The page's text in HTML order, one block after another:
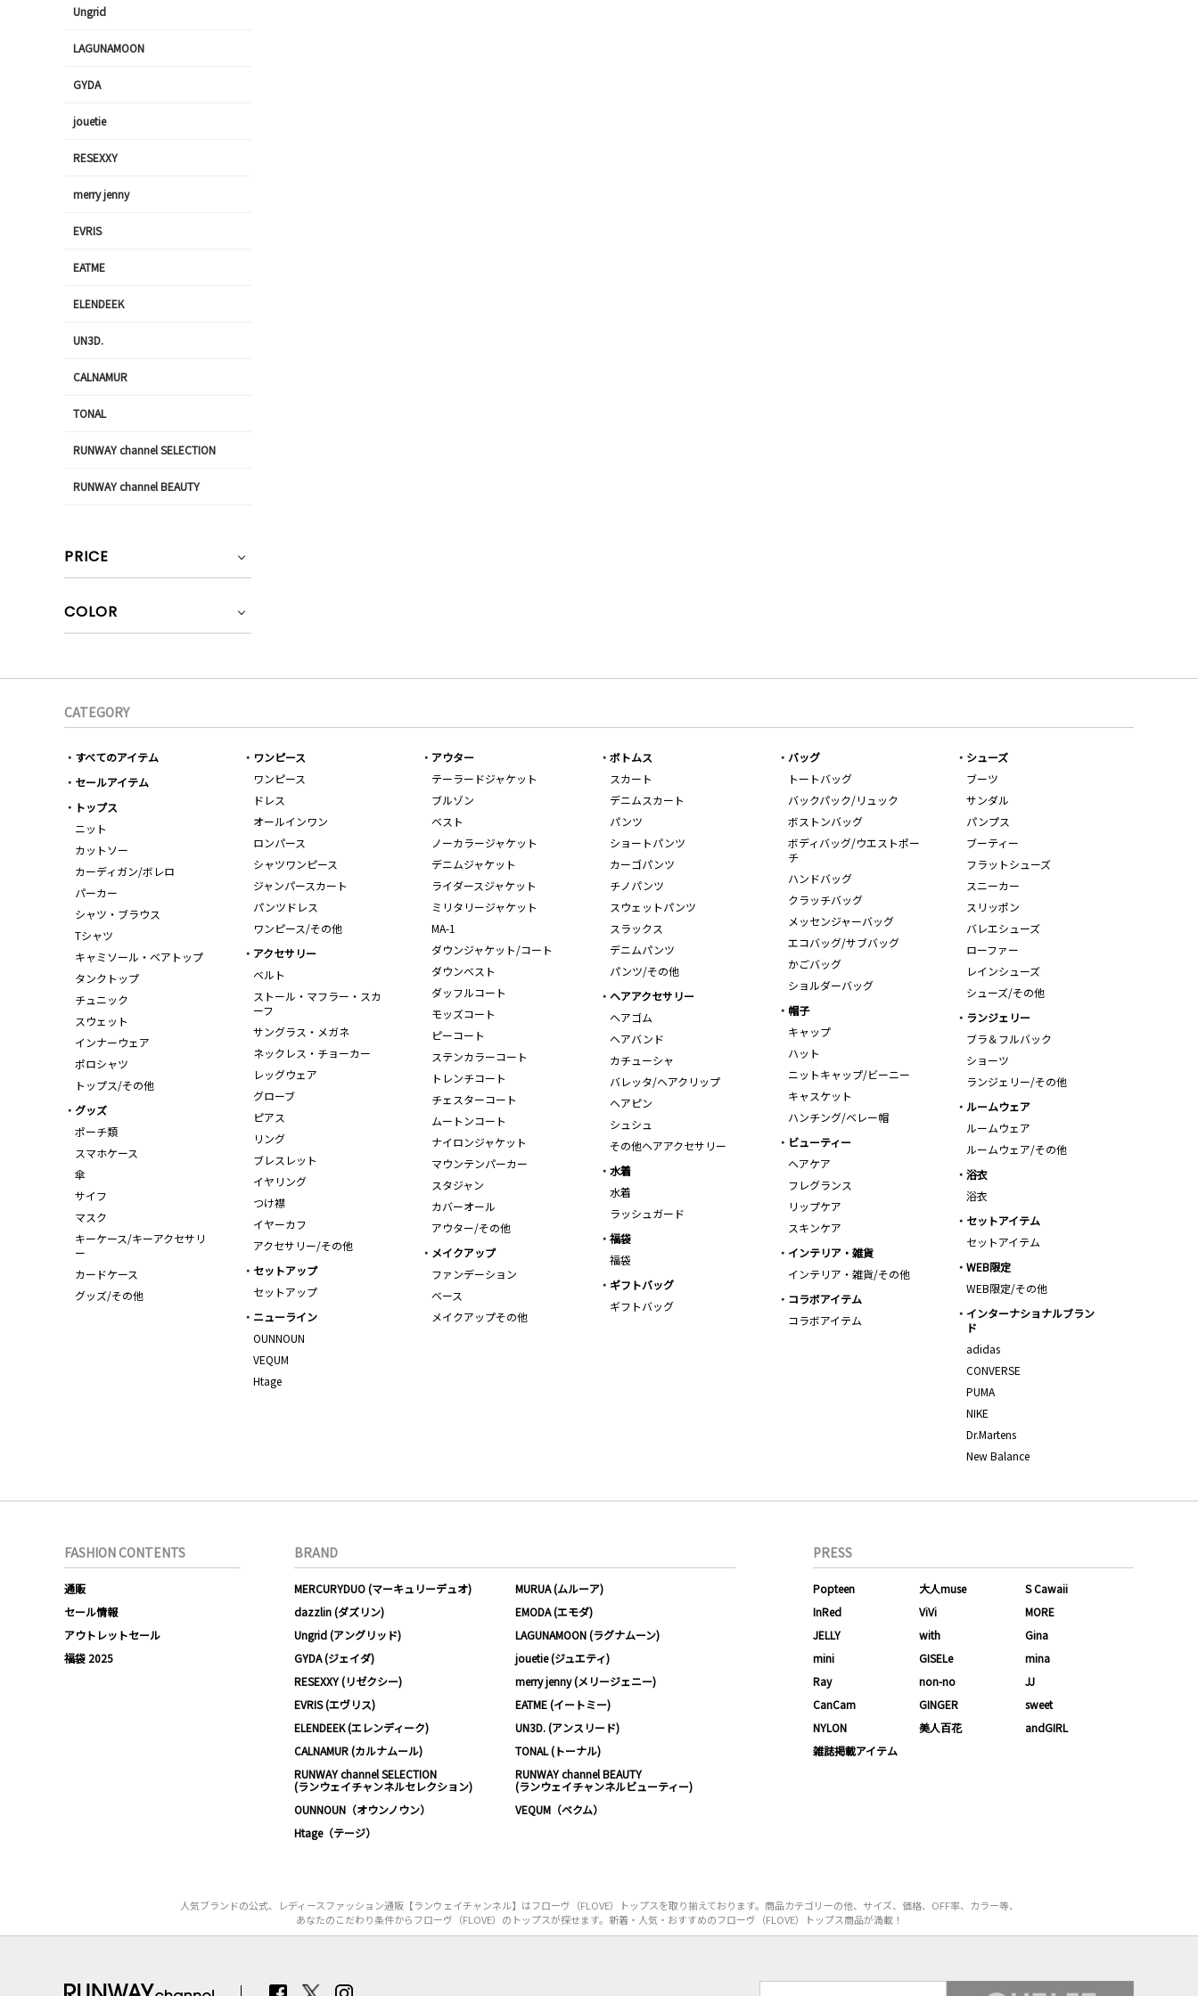
Ungrid
LAGUNAMOON
GYDA
jouetie
RESEXXY
merry jenny
EVRIS
EATME
ELENDEEK
UN3D.
CALNAMUR
TONAL
RUNWAY channel SELECTION
RUNWAY channel BEAUTY
PRICE
COLOR
CATEGORY
すべてのアイテム
セールアイテム
トップス
ニット
カットソー
カーディガン/ボレロ
パーカー
シャツ・ブラウス
Tシャツ
キャミソール・ベアトップ
タンクトップ
チュニック
スウェット
インナーウェア
ポロシャツ
トップス/その他
ワンピース
ワンピース
ドレス
オールインワン
ロンパース
シャツワンピース
ジャンパースカート
パンツドレス
ワンピース/その他
アウター
テーラードジャケット
ブルゾン
ベスト
ノーカラージャケット
デニムジャケット
ライダースジャケット
ミリタリージャケット
MA-1
ダウンジャケット/コート
ダウンベスト
ダッフルコート
モッズコート
ピーコート
ステンカラーコート
トレンチコート
チェスターコート
ムートンコート
ナイロンジャケット
マウンテンパーカー
スタジャン
カバーオール
アウター/その他
ボトムス
スカート
デニムスカート
パンツ
ショートパンツ
カーゴパンツ
チノパンツ
スウェットパンツ
スラックス
デニムパンツ
パンツ/その他
バッグ
トートバッグ
バックパック/リュック
ボストンバッグ
ボディバッグ/ウエストポー
チ
ハンドバッグ
クラッチバッグ
メッセンジャーバッグ
エコバッグ/サブバッグ
かごバッグ
ショルダーバッグ
シューズ
ブーツ
サンダル
パンプス
ブーティー
フラットシューズ
スニーカー
スリッポン
バレエシューズ
ローファー
レインシューズ
シューズ/その他
アクセサリー
ベルト
ストール・マフラー・スカ
ーフ
サングラス・メガネ
ネックレス・チョーカー
レッグウェア
グローブ
ピアス
リング
ブレスレット
イヤリング
つけ襟
イヤーカフ
アクセサリー/その他
ヘアアクセサリー
ヘアゴム
ヘアバンド
カチューシャ
バレッタ/ヘアクリップ
ヘアピン
シュシュ
その他ヘアアクセサリー
帽子
キャップ
ハット
ニットキャップ/ビーニー
キャスケット
ハンチング/ベレー帽
ランジェリー
ブラ＆フルバック
ショーツ
ランジェリー/その他
ルームウェア
ルームウェア
ルームウェア/その他
グッズ
ポーチ類
スマホケース
傘
サイフ
マスク
キーケース/キーアクセサリ
ー
カードケース
グッズ/その他
ビューティー
ヘアケア
フレグランス
リップケア
スキンケア
水着
水着
ラッシュガード
浴衣
浴衣
セットアイテム
セットアイテム
福袋
福袋
メイクアップ
ファンデーション
ベース
メイクアップその他
インテリア・雑貨
インテリア・雑貨/その他
WEB限定
WEB限定/その他
セットアップ
セットアップ
ギフトバッグ
ギフトバッグ
コラボアイテム
コラボアイテム
インターナショナルブラン
ド
adidas
CONVERSE
PUMA
NIKE
Dr.Martens
New Balance
ニューライン
OUNNOUN
VEQUM
Htage
FASHION CONTENTS
通販
セール情報
アウトレットセール
福袋 2025
BRAND
MERCURYDUO (マーキュリーデュオ)
MURUA (ムルーア)
dazzlin (ダズリン)
EMODA (エモダ)
Ungrid (アングリッド)
LAGUNAMOON (ラグナムーン)
GYDA (ジェイダ)
jouetie (ジュエティ)
RESEXXY (リゼクシー)
merry jenny (メリージェニー)
EVRIS (エヴリス)
EATME (イートミー)
ELENDEEK (エレンディーク)
UN3D. (アンスリード)
CALNAMUR (カルナムール)
TONAL (トーナル)
RUNWAY channel SELECTION
(ランウェイチャンネルセレクション)
RUNWAY channel BEAUTY
(ランウェイチャンネルビューティー)
OUNNOUN（オウンノウン）
VEQUM（ベクム）
Htage（テージ）
PRESS
Popteen 大人muse
S Cawaii
InRed
ViVi
MORE
JELLY
with
Gina
mini
GISELe
mina
Ray
non-no
JJ
CanCam
GINGER
sweet
NYLON
美人百花
andGIRL
雑誌掲載アイテム
人気ブランドの公式、レディースファッション通販【ランウェイチャンネル】はフローヴ（FLOVE）トップスを取り揃えております。商品カテゴリーの他、サイズ、価格、OFF率、カラー等、
あなたのこだわり条件からフローヴ（FLOVE）のトップスが探せます。新着・人気・おすすめのフローヴ（FLOVE）トップス商品が満載！